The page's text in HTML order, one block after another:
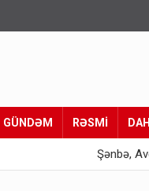
GÜNDƏM RƏSMİ
Şənbə,